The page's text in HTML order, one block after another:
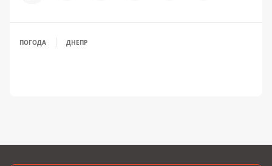
ПОГОДА ДНЕПР